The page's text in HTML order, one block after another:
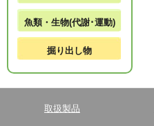
魚類・生物(代謝･運動)
掘り出し物
取扱製品